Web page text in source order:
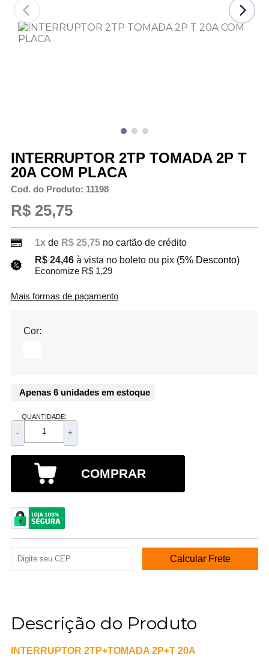
INTERRUPTOR 2TP TOMADA 2P T
20A COM PLACA
Cod. do Produto: 11198
R$ 25,75
1xde R$ 25,75 no cartão de crédito
R$ 24,46 à vista no boleto ou pix (5% Desconto)
Economize R$ 1,29
Mais formas de pagamento
Cor:
Apenas 6 unidades em estoque
QUANTIDADE:
- +
COMPRAR
Descrição do Produto
INTERRUPTOR 2TP+TOMADA 2P+T 20A